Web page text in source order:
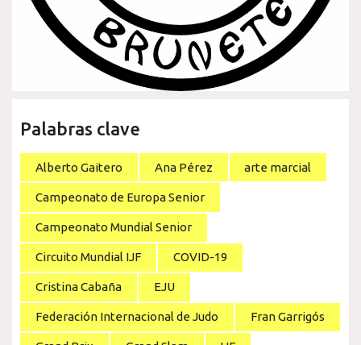
Palabras clave
Alberto Gaitero Ana Pérez arte marcial
Campeonato de Europa Senior
Campeonato Mundial Senior
Circuito Mundial IJF COVID-19
Cristina Cabaña EJU
Federación Internacional de Judo Fran Garrigós